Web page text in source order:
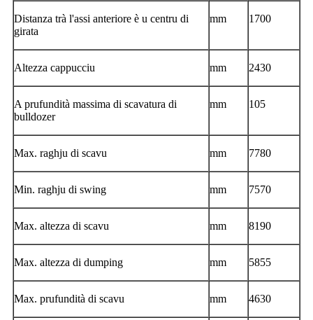
Distanza trà l'assi anteriore è u centru di
girata
mm 1700
Altezza cappucciu mm 2430
A prufundità massima di scavatura di
bulldozer
mm 105
Max. raghju di scavu mm 7780
Min. raghju di swing mm 7570
Max. altezza di scavu mm 8190
Max. altezza di dumping mm 5855
Max. prufundità di scavu mm 4630